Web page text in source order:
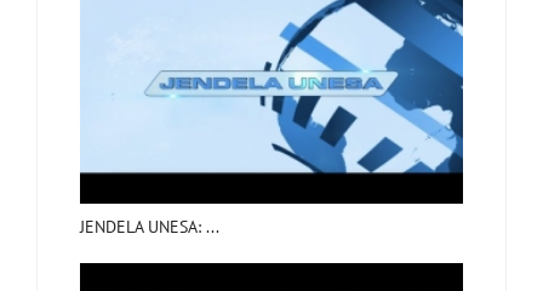
JENDELA UNESA: ...